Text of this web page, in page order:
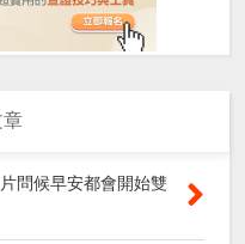
問候早安都會開始雙